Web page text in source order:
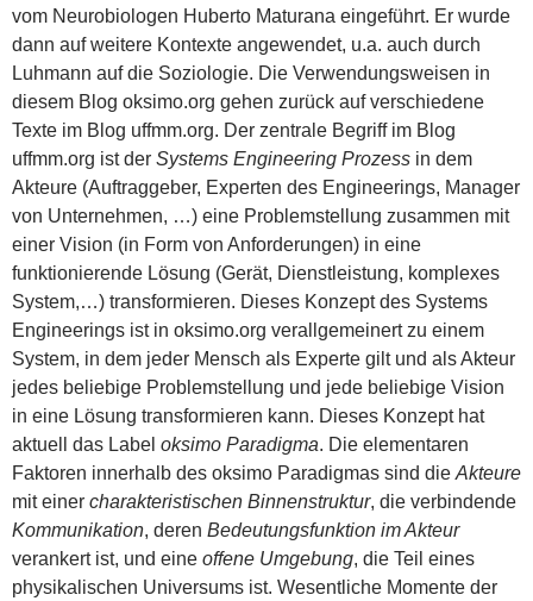
vom Neurobiologen Huberto Maturana eingeführt. Er wurde
dann auf weitere Kontexte angewendet, u.a. auch durch
Luhmann auf die Soziologie. Die Verwendungsweisen in
diesem Blog oksimo.org gehen zurück auf verschiedene
Texte im Blog uffmm.org. Der zentrale Begriff im Blog
uffmm.org ist der Systems Engineering Prozess in dem
Akteure (Auftraggeber, Experten des Engineerings, Manager
von Unternehmen, …) eine Problemstellung zusammen mit
einer Vision (in Form von Anforderungen) in eine
funktionierende Lösung (Gerät, Dienstleistung, komplexes
System,…) transformieren. Dieses Konzept des Systems
Engineerings ist in oksimo.org verallgemeinert zu einem
System, in dem jeder Mensch als Experte gilt und als Akteur
jedes beliebige Problemstellung und jede beliebige Vision
in eine Lösung transformieren kann. Dieses Konzept hat
aktuell das Label oksimo Paradigma. Die elementaren
Faktoren innerhalb des oksimo Paradigmas sind die Akteure
mit einer charakteristischen Binnenstruktur, die verbindende
Kommunikation, deren Bedeutungsfunktion im Akteur
verankert ist, und eine offene Umgebung, die Teil eines
physikalischen Universums ist. Wesentliche Momente der